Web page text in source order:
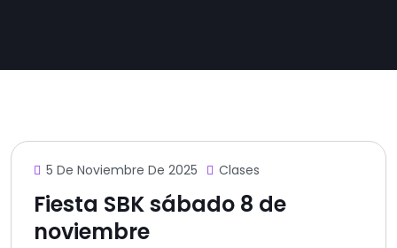
5 De Noviembre De 2025 Clases
Fiesta SBK sábado 8 de
noviembre